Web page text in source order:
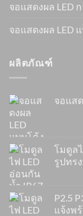
จอแสดงผล LED
จอแสดงผล LED
ผลิตภัณฑ์
จอแส
โมดูล
รูปทร
P2.5
แจ้งพ